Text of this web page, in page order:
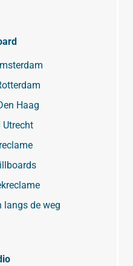
Haag
Utrecht
langs de weg